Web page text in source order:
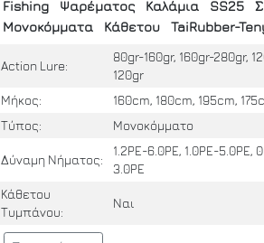
Fishing Ψαρέματος Καλάμια SS25
Μονοκόμματα
Κάθετου TaiRubber-
Action Lure:
80gr-160gr, 160gr-280gr,
120gr
Μήκος:
160cm, 180cm, 195cm,
Τύπος:
Μονοκόμματο
Δύναμη Νήματος:
1.2PE-6.0PE, 1.0PE-5.0PE,
3.0PE
Κάθετου
Τυμπάνου:
Ναι